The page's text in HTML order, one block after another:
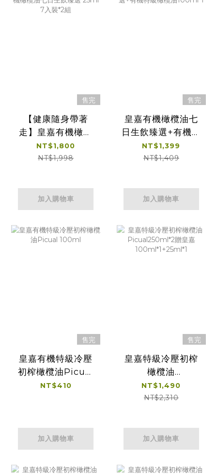
售完
【健康隨身帶著
走】皇嘉有機橄欖
油七日生飲臻選
25ml 7入裝*2組
NT$1,800
NT$1,998
加入購物車
售完
皇嘉有機橄欖油七
日生飲臻選+有機特
級橄欖油100ml*1
NT$1,399
NT$1,409
加入購物車
售完
皇嘉有機特級冷壓
初榨橄欖油Picual
100ml
NT$410
加入購物車
售完
皇嘉特級冷壓初榨
橄欖油
Picual250ml*2贈
皇嘉
NT$1,490
NT$2,310
加入購物車